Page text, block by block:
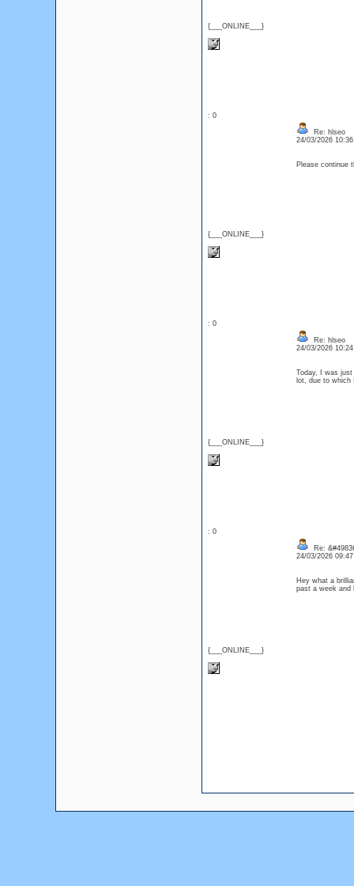
{___ONLINE___}
: 0
{___ONLINE___}
Re: hlseo
24/03/2026
Please
: 0
{___ONLINE___}
Re: hlseo
24/03/2026
Today, I was
lot, due to
: 0
{___ONLINE___}
Re:
24/03/2026
Hey what a
past a week